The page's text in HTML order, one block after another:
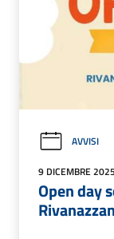
AVVISI
9 DICEMBRE 2025
Open day